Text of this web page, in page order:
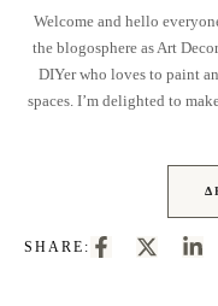
Welcome and hello
the blogosphere as Art
DIYer who loves to paint
spaces. I’m delighted to
SHARE: